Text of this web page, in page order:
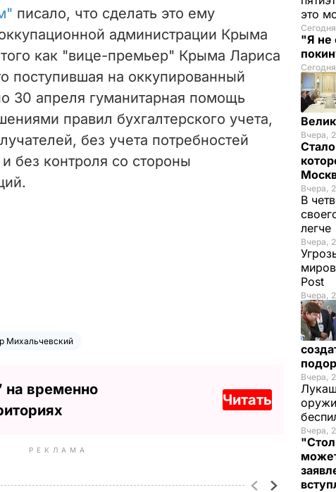
писало, что сделать это ему
администрации Крыма
как "вице-премьер" Крыма Лариса
поступившая на оккупированный
30 апреля гуманитарная помощь
правил бухгалтерского учета,
без учета потребностей
без контроля со стороны
Михальчевский
на временно
Читать
РЕКЛАМА
это
"Я не
Вчера,
Вчера,
В
легче
Вчера,
Post
Вчера,
Вчера,
Вчера,